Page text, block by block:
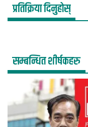
प्रतिक्रिया दिनुहोस्
सम्बन्धित शीर्षकहरु